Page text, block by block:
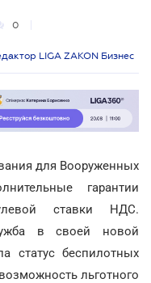
0
LIGA ZAKON Бизнес
для Вооруженных
гарантии
ставки НДС.
в своей новой
статус беспилотных
льготного